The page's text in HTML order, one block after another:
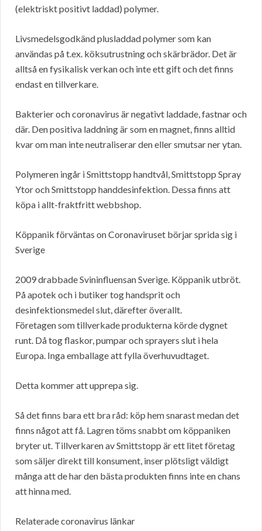
(elektriskt positivt laddad) polymer.
Livsmedelsgodkänd plusladdad polymer som kan
användas på t.ex. köksutrustning och skärbrädor. Det är
alltså en fysikalisk verkan och inte ett gift och det finns
endast en tillverkare.
Bakterier och coronavirus är negativt laddade, fastnar och
där. Den positiva laddning är som en magnet, finns alltid
kvar om man inte neutraliserar den eller smutsar ner ytan.
Polymeren ingår i Smittstopp handtvål, Smittstopp Spray
Ytor och Smittstopp handdesinfektion. Dessa finns att
köpa i allt-fraktfritt webbshop.
Köppanik förväntas on Coronaviruset börjar sprida sig i
Sverige
2009 drabbade Svininfluensan Sverige. Köppanik utbröt.
På apotek och i butiker tog handsprit och
desinfektionsmedel slut, därefter överallt.
Företagen som tillverkade produkterna körde dygnet
runt. Då tog flaskor, pumpar och sprayers slut i hela
Europa. Inga emballage att fylla överhuvudtaget.
Detta kommer att upprepa sig.
Så det finns bara ett bra råd: köp hem snarast medan det
finns något att få. Lagren töms snabbt om köppaniken
bryter ut. Tillverkaren av Smittstopp är ett litet företag
som säljer direkt till konsument, inser plötsligt väldigt
många att de har den bästa produkten finns inte en chans
att hinna med.
Relaterade coronavirus länkar